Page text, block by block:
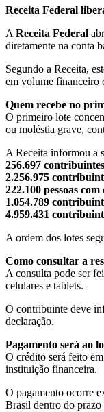
Receita Federal
A Receita Federal
diretamente na conta
Segundo a Receita,
em volume financeiro
Quem recebe no
O primeiro lote
ou moléstia grave,
A Receita informou a
256.697
2.256.975
222.100 pessoas
1.054.789
4.959.431
A ordem dos lotes
Como consultar a
A consulta pode ser
celulares e tablets.
O contribuinte deve
declaração.
Pagamento será ao
O crédito será feito em
instituição financeira.
O pagamento ocorre
Brasil dentro do